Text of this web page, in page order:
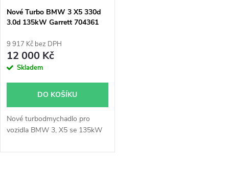
p
r
o
u
k
s
p
r
o
d
u
k
Nové Turbo BMW 3 X5 330d
3.0d 135kW Garrett 704361
9 917 Kč bez DPH
12 000 Kč
Skladem
DO KOŠÍKU
Nové turbodmychadlo pro
vozidla BMW 3, X5 se 135kW